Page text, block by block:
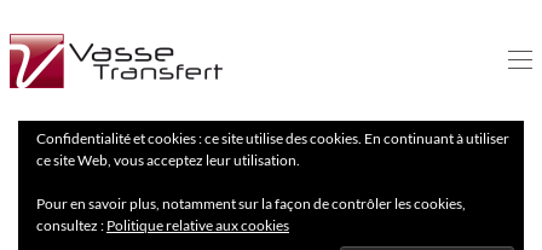
Confidentialité et cookies : ce site utilise des cookies. En continuant à utiliser
ce site Web, vous acceptez leur utilisation.
Pour en savoir plus, notamment sur la façon de contrôler les cookies,
consultez : Politique relative aux cookies